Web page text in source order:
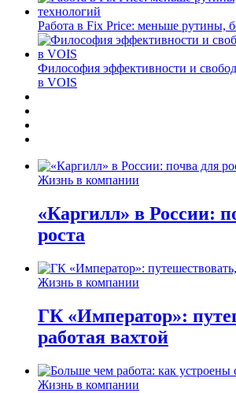
Работа в Fix Price: меньше рутины,
Философия эффективности и
в VOIS
Жизнь в компании
«Каргилл» в России:
роста
Жизнь в компании
ГК «Император»:
работая вахтой
Жизнь в компании